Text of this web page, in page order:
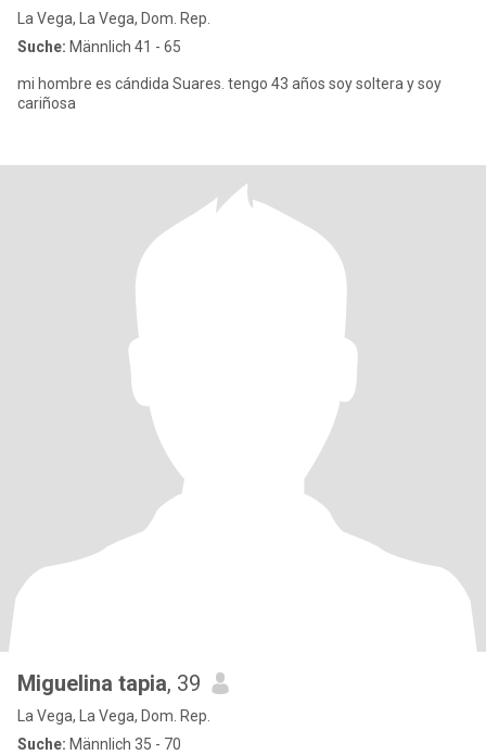
La Vega, La Vega, Dom. Rep.
Suche: Männlich 41 - 65
mi hombre es cándida Suares. tengo 43 años soy soltera y soy
cariñosa
Miguelina tapia, 39
La Vega, La Vega, Dom. Rep.
Suche: Männlich 35 - 70